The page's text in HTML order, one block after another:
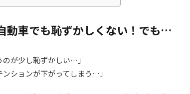
動車でも恥ずかしくない！でも…
のが少し恥ずかしい…」
ンションが下がってしまう…」